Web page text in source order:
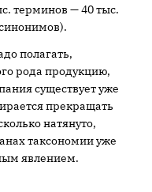
терминов — 40 тыс.
полагать,
рода продукцию,
существует уже
прекращать
натянуто,
таксономии уже
явлением.